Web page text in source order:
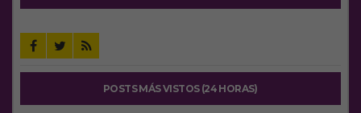
POSTS MÁS VISTOS (24 HORAS)